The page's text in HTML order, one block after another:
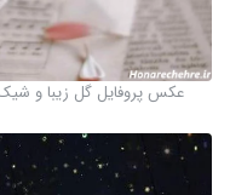
عکس پروفایل گل زیبا و